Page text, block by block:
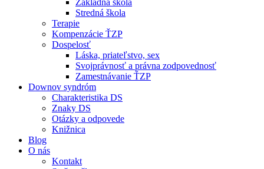
Stredná škola
Terapie
Kompenzácie ŤZP
Dospelosť
Láska, priateľstvo, sex
Svojprávnosť a právna zodpovednosť
Zamestnávanie ŤZP
Downov syndróm
Charakteristika DS
Znaky DS
Otázky a odpovede
Knižnica
Blog
O nás
Kontakt